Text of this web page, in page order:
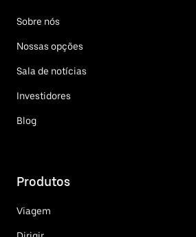
Sobre nós
Nossas opções
Sala de notícias
Investidores
Blog
Produtos
Viagem